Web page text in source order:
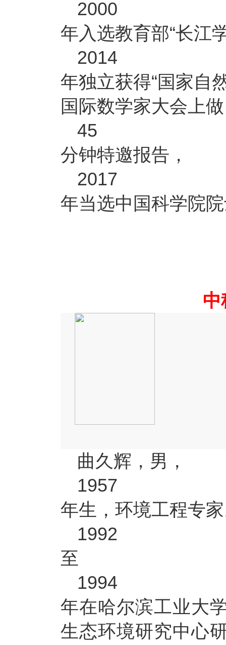
2000
年入选教育部“长江
2014
年独立获得“国家自
国际数学家大会上做
45
分钟特邀报告，
2017
年当选中国科学院
中
曲久辉，男，
1957
年生，环境工程专
1992
至
1994
年在哈尔滨工业大
生态环境研究中心